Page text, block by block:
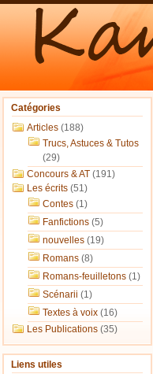
Catégories
Articles (188)
Trucs, Astuces & Tutos
(29)
Concours & AT (191)
Les écrits (51)
Contes (1)
Fanfictions (5)
nouvelles (19)
Romans (8)
Romans-feuilletons (1)
Scénarii (1)
Textes à voix (16)
Les Publications (35)
Liens utiles